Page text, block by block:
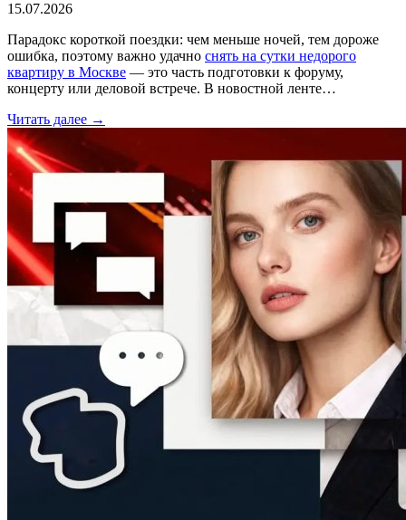
15.07.2026
Парадокс короткой поездки: чем меньше ночей, тем дороже
ошибка, поэтому важно удачно снять на сутки недорого
квартиру в Москве — это часть подготовки к форуму,
концерту или деловой встрече. В новостной ленте…
Читать далее →